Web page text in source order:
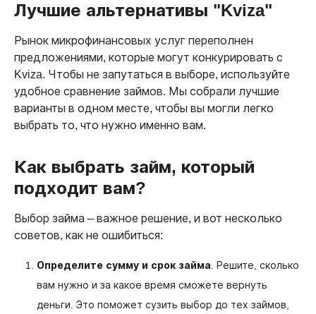
Лучшие альтернативы "Kviza"
Рынок микрофинансовых услуг переполнен
предложениями, которые могут конкурировать с
Kviza. Чтобы не запутаться в выборе, используйте
удобное сравнение займов. Мы собрали лучшие
варианты в одном месте, чтобы вы могли легко
выбрать то, что нужно именно вам.
Как выбрать займ, который
подходит вам?
Выбор займа – важное решение, и вот несколько
советов, как не ошибиться:
Определите сумму и срок займа . Решите, сколько
вам нужно и за какое время сможете вернуть
деньги. Это поможет сузить выбор до тех займов,